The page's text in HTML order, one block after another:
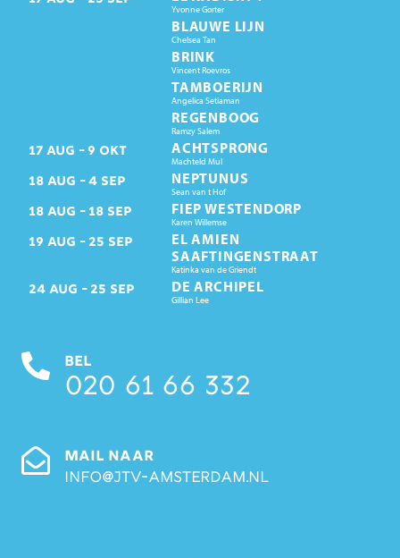
Yvonne Gorter
BLAUWE LIJN
Chelsea Tan
BRINK
Vincent Roevros
TAMBOERIJN
Angelica Setiaman
REGENBOOG
Ramzy Salem
17 AUG 9 OKT ACHTSPRONG
Machteld Mul
18 AUG 4 SEP NEPTUNUS
Sean van t Hof
18 AUG 18 SEP FIEP WESTENDORP
Karen Willemse
19 AUG 25 SEP
EL AMIEN
SAAFTINGENSTRAAT
Katinka van de Griendt
24 AUG 25 SEP DE ARCHIPEL
Gillian Lee
BEL
020 61 66 332
MAIL NAAR
info@jtv-amsterdam.nl